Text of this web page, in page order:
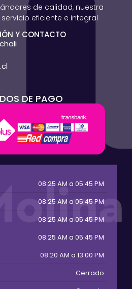
de calidad, nuestra
eficiente e integral
Y CONTACTO
DE PAGO
08:25 AM a 05:45 PM
08:25 AM a 05:45 PM
08:25 AM a 05:45 PM
08:25 AM a 05:45 PM
08:20 AM a 13:00 PM
Cerrado